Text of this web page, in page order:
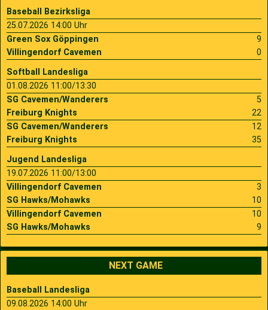
Baseball Bezirksliga
25.07.2026 14:00 Uhr
Green Sox Göppingen
9
Villingendorf Cavemen
0
Softball Landesliga
01.08.2026 11:00/13:30
SG Cavemen/Wanderers
5
Freiburg Knights
22
SG Cavemen/Wanderers
12
Freiburg Knights
35
Jugend Landesliga
19.07.2026 11:00/13:00
Villingendorf Cavemen
3
SG Hawks/Mohawks
10
Villingendorf Cavemen
10
SG Hawks/Mohawks
9
NEXT GAME
Baseball Landesliga
09.08.2026 14:00 Uhr